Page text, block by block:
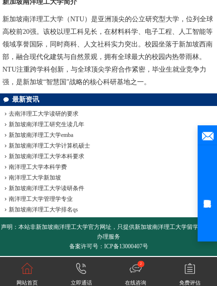
新加坡南洋理工大学简介
新加坡南洋理工大学（NTU）是亚洲顶尖的公立研究型大学，位列全球
高校前20强。该校以理工科见长，在材料科学、电子工程、人工智能等
领域享誉国际，同时商科、人文社科实力突出。校园坐落于新加坡西南
部，融合现代化建筑与自然景观，拥有全球最大的校园内热带雨林。
NTU注重跨学科创新，与全球顶尖学府合作紧密，毕业生就业竞争力
强，是新加坡“智慧国”战略的核心科研基地之一。
最新资讯
去南洋理工大学读研的要求
新加坡南洋理工研究生读几年
新加坡南洋理工大学emba
新加坡南洋理工大学计算机硕士
新加坡南洋理工大学本科要求
南洋理工大学本科学费
南洋理工大学新加坡
新加坡南洋理工大学读研条件
南洋理工大学管理学专业
新加坡南洋理工大学排名qs
声明：本站非新加坡南洋理工大学官方网址，只提供新加坡南洋理工大学留学咨询和
办理服务
备案许可号：ICP备13000407号
网站首页 立即通话
2
在线咨询 免费评估